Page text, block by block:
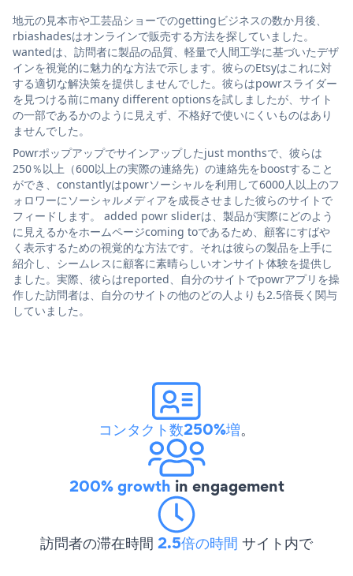
地元の見本市や工芸品ショーでのgettingビジネスの数か月後、
rbiashadesはオンラインで販売する方法を探していました。
wantedは、訪問者に製品の品質、軽量で人間工学に基づいたデザ
インを視覚的に魅力的な方法で示します。彼らのEtsyはこれに対
する適切な解決策を提供しませんでした。彼らはpowrスライダー
を見つける前にmany different optionsを試しましたが、サイト
の一部であるかのように見えず、不格好で使いにくいものはあり
ませんでした。
Powrポップアップでサインアップしたjust monthsで、彼らは
250％以上（600以上の実際の連絡先）の連絡先をboostすること
ができ、constantlyはpowrソーシャルを利用して6000人以上のフ
ォロワーにソーシャルメディアを成長させました彼らのサイトで
フィードします。 added powr sliderは、製品が実際にどのよう
に見えるかをホームページcoming toであるため、顧客にすばや
く表示するための視覚的な方法です。それは彼らの製品を上手に
紹介し、シームレスに顧客に素晴らしいオンサイト体験を提供し
ました。実際、彼らはreported、自分のサイトでpowrアプリを操
作した訪問者は、自分のサイトの他のどの人よりも2.5倍長く関与
していました。
コンタクト数250%増。
200% growth in engagement
訪問者の滞在時間 2.5倍の時間 サイト内で